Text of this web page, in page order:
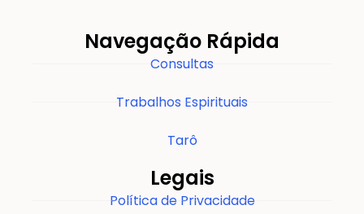
Navegação Rápida
Consultas
Trabalhos Espirituais
Tarô
Legais
Política de Privacidade